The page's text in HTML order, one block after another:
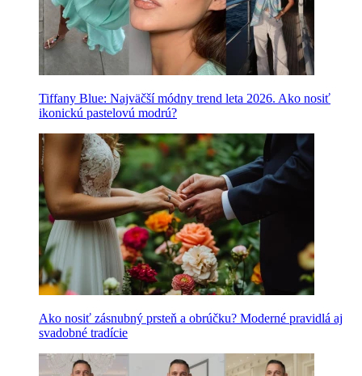
Tiffany Blue: Najväčší módny trend leta 2026. Ako nosiť
ikonickú pastelovú modrú?
Ako nosiť zásnubný prsteň a obrúčku? Moderné pravidlá aj
svadobné tradície